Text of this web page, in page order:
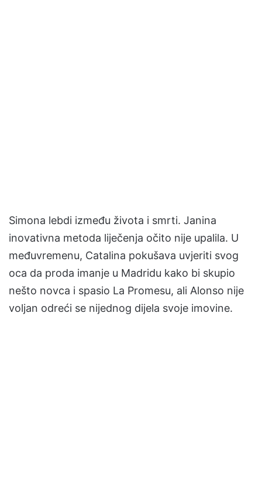
Simona lebdi između života i smrti. Janina
inovativna metoda liječenja očito nije upalila. U
međuvremenu, Catalina pokušava uvjeriti svog
oca da proda imanje u Madridu kako bi skupio
nešto novca i spasio La Promesu, ali Alonso nije
voljan odreći se nijednog dijela svoje imovine.